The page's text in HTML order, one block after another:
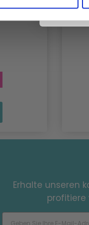
Erhalte unseren
profitiere